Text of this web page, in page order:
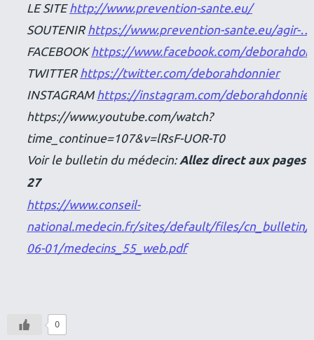
LE SITEhttp://www.prevention-sante.eu/
SOUTENIRhttps://www.prevention-sante.eu/agir-…
FACEBOOKhttps://www.facebook.com/
TWITTERhttps://twitter.com/deborahdonnier
INSTAGRAMhttps://instagram.com/
https://www.youtube.com/watch?
time_continue=107&v=lRsF-UOR-T0
Voir le bulletin du médecin:Allez direct aux pages
27
https://www.conseil-
national.medecin.fr/sites/default/files/cn_bulletin/
06-01/medecins_55_web.pdf
0